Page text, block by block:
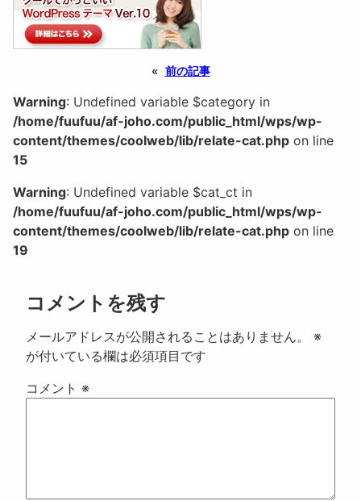
« 前の記事
Warning: Undefined variable $category in
/home/fuufuu/af-joho.com/public_html/wps/wp-
content/themes/coolweb/lib/relate-cat.php on line
15
Warning: Undefined variable $cat_ct in
/home/fuufuu/af-joho.com/public_html/wps/wp-
content/themes/coolweb/lib/relate-cat.php on line
19
コメントを残す
メールアドレスが公開されることはありません。
※
が付いている欄は必須項目です
コメント ※